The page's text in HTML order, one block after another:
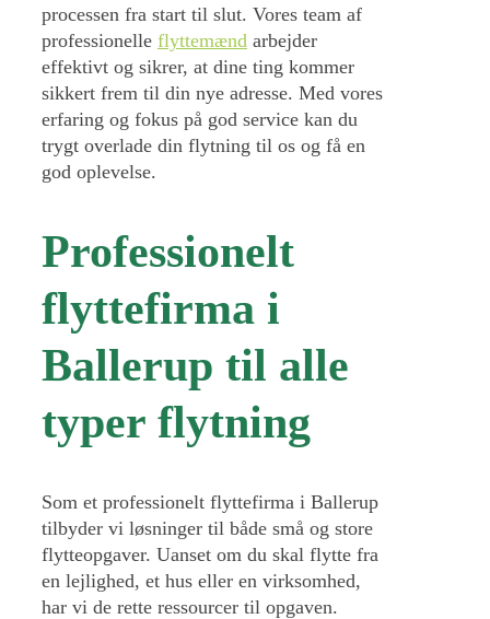
processen fra start til slut. Vores team af
professionelle flyttemænd arbejder
effektivt og sikrer, at dine ting kommer
sikkert frem til din nye adresse. Med vores
erfaring og fokus på god service kan du
trygt overlade din flytning til os og få en
god oplevelse.
Professionelt
flyttefirma i
Ballerup til alle
typer flytning
Som et professionelt flyttefirma i Ballerup
tilbyder vi løsninger til både små og store
flytteopgaver. Uanset om du skal flytte fra
en lejlighed, et hus eller en virksomhed,
har vi de rette ressourcer til opgaven.